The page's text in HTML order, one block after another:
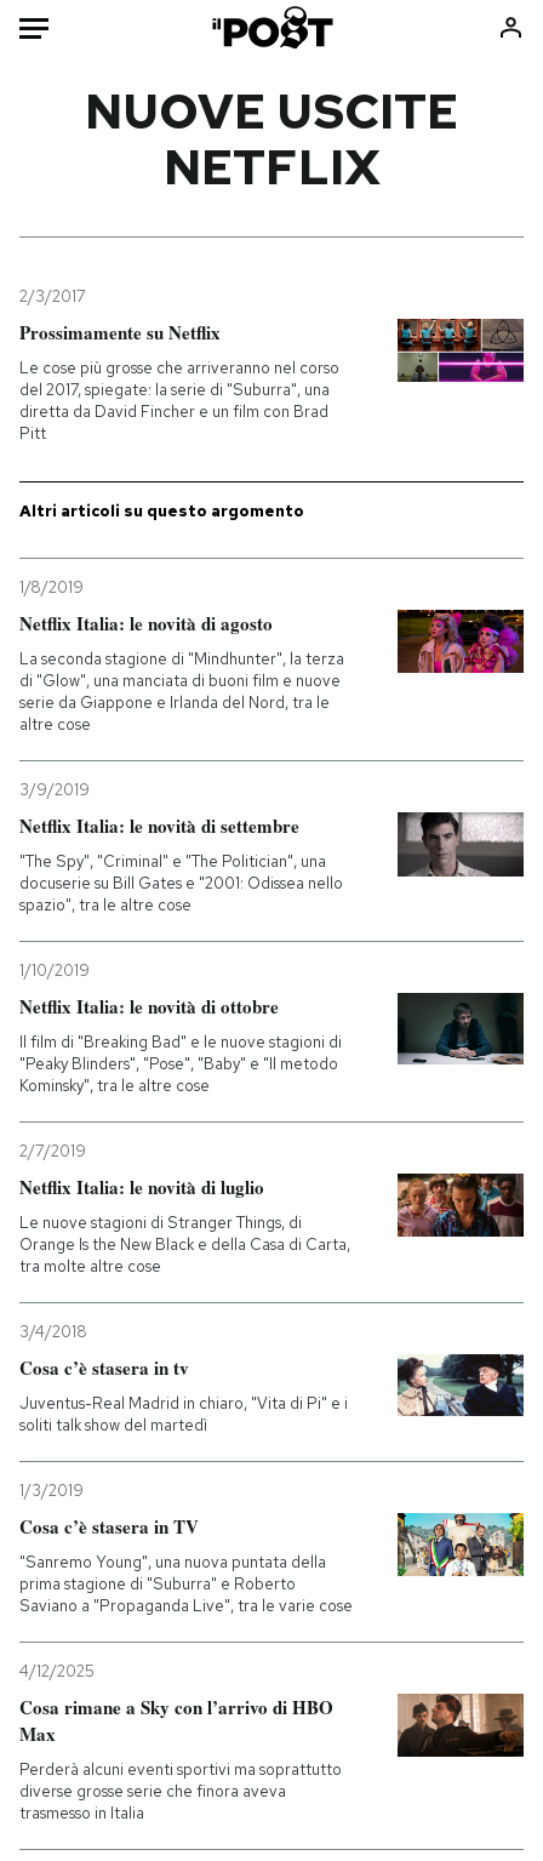
Mondo
Tecnologia
Internet
Scienza
Cultura
Sport
Libri
Ok Boomer!
Media
Europa
Mondiali calcio 2026
PODCAST
NEWSLETTER
SHOP
CALENDARIO
Entra
NUOVE USCITE
NETFLIX
2/3/2017
Prossimamente su Netflix
Le cose più grosse che arriveranno nel corso
del 2017, spiegate: la serie di "Suburra", una
diretta da David Fincher e un film con Brad
Pitt
Altri articoli su questo argomento
1/8/2019
Netflix Italia: le novità di agosto
La seconda stagione di "Mindhunter", la terza
di "Glow", una manciata di buoni film e nuove
serie da Giappone e Irlanda del Nord, tra le
altre cose
3/9/2019
Netflix Italia: le novità di settembre
"The Spy", "Criminal" e "The Politician", una
docuserie su Bill Gates e "2001: Odissea nello
spazio", tra le altre cose
1/10/2019
Netflix Italia: le novità di ottobre
Il film di "Breaking Bad" e le nuove stagioni di
"Peaky Blinders", "Pose", "Baby" e "Il metodo
Kominsky", tra le altre cose
2/7/2019
Netflix Italia: le novità di luglio
Le nuove stagioni di Stranger Things, di
Orange Is the New Black e della Casa di Carta,
tra molte altre cose
3/4/2018
Cosa c’è stasera in tv
Juventus-Real Madrid in chiaro, "Vita di Pi" e i
soliti talk show del martedì
1/3/2019
Cosa c’è stasera in TV
"Sanremo Young", una nuova puntata della
prima stagione di "Suburra" e Roberto
Saviano a "Propaganda Live", tra le varie cose
4/12/2025
Cosa rimane a Sky con l’arrivo di HBO
Max
Perderà alcuni eventi sportivi ma soprattutto
diverse grosse serie che finora aveva
trasmesso in Italia